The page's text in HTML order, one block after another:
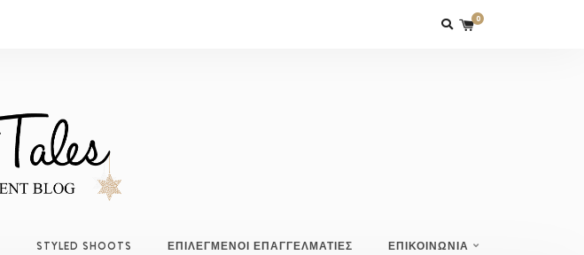
0
STYLED SHOOTS ΕΠΙΛΕΓΜΕΝΟΙ ΕΠΑΓΓΕΛΜΑΤΙΕΣ ΕΠΙΚΟΙΝΩΝΙΑ